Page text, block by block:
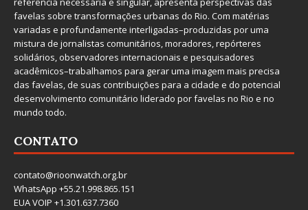
favelas sobre transformações urbanas do Rio. Com matérias
variadas e profundamente interligadas–produzidas por uma
mistura de jornalistas comunitários, moradores, repórteres
solidários, observadores internacionais e pesquisadores
acadêmicos–trabalhamos para gerar uma imagem mais precisa
das favelas, de suas contribuições para a cidade e do potencial
desenvolvimento comunitário liderado por favelas no Rio e no
mundo todo.
CONTATO
contato@rioonwatch.org.br
WhatsApp +55.21.998.865.151
EUA VOIP +1.301.637.7360